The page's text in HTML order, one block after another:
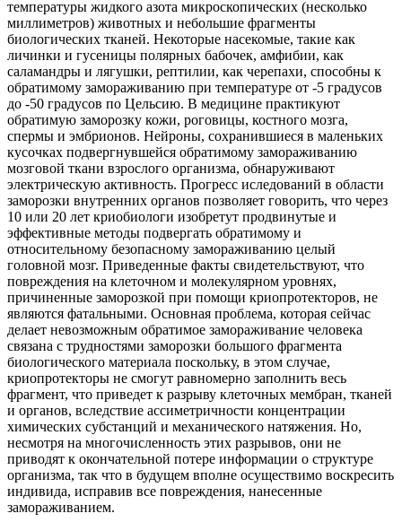
температуры жидкого азота микроскопических (несколько
миллиметров) животных и небольшие фрагменты
биологических тканей. Некоторые насекомые, такие как
личинки и гусеницы полярных бабочек, амфибии, как
саламандры и лягушки, рептилии, как черепахи, способны к
обратимому замораживанию при температуре от -5 градусов
до -50 градусов по Цельсию. В медицине практикуют
обратимую заморозку кожи, роговицы, костного мозга,
спермы и эмбрионов. Нейроны, сохранившиеся в маленьких
кусочках подвергнувшейся обратимому замораживанию
мозговой ткани взрослого организма, обнаруживают
электрическую активность. Прогресс иследований в области
заморозки внутренних органов позволяет говорить, что через
10 или 20 лет криобиологи изобретут продвинутые и
эффективные методы подвергать обратимому и
относительному безопасному замораживанию целый
головной мозг. Приведенные факты свидетельствуют, что
повреждения на клеточном и молекулярном уровнях,
причиненные заморозкой при помощи криопротекторов, не
являются фатальными. Основная проблема, которая сейчас
делает невозможным обратимое замораживание человека
связана с трудностями заморозки большого фрагмента
биологического материала поскольку, в этом случае,
криопротекторы не смогут равномерно заполнить весь
фрагмент, что приведет к разрыву клеточных мембран, тканей
и органов, вследствие ассиметричности концентрации
химических субстанций и механического натяжения. Но,
несмотря на многочисленность этих разрывов, они не
приводят к окончательной потере информации о структуре
организма, так что в будущем вполне осуществимо воскресить
индивида, исправив все повреждения, нанесенные
замораживанием.